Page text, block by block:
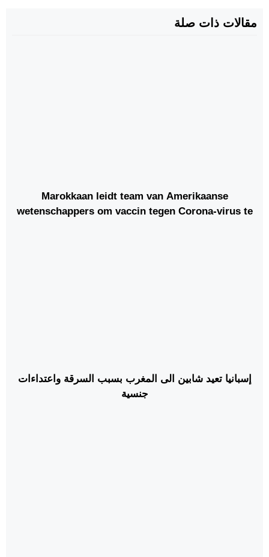
مقالات ذات صلة
Marokkaan leidt team van Amerikaanse
wetenschappers om vaccin tegen Corona-virus te
إسبانيا تعيد شابين الى المغرب بسبب السرقة واعتداءات
جنسية